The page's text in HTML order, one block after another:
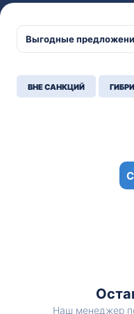
ВНЕ САНКЦИЙ
Наш менеджер